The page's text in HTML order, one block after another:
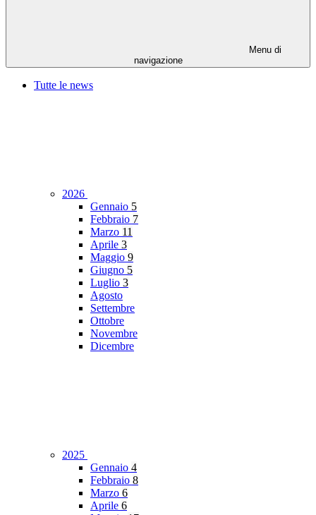
Menu di
navigazione
Tutte le news
2026
Gennaio 5
Febbraio 7
Marzo 11
Aprile 3
Maggio 9
Giugno 5
Luglio 3
Agosto
Settembre
Ottobre
Novembre
Dicembre
2025
Gennaio 4
Febbraio 8
Marzo 6
Aprile 6